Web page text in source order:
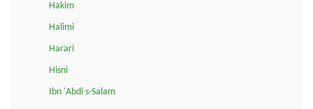
Hakim
Halimi
Harari
Hisni
Ibn 'Abdi s-Salam